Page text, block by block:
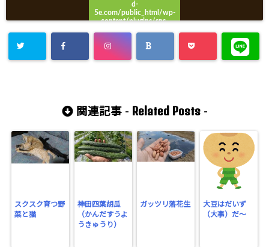
d-
5e.com/public_html/wp-
content/plugins/sns-
関連記事 - Related Posts-
スクスク育つ野
菜と猫
神田四葉胡瓜
（かんだすうよ
うきゅうり）
ガッツリ落花生
大豆はだいず
（大事）だ～